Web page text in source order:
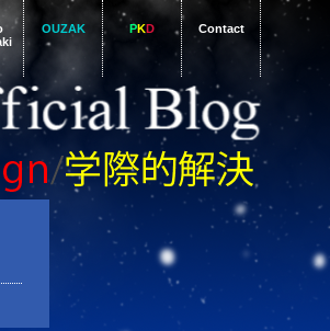
OUZAK PKD Contact